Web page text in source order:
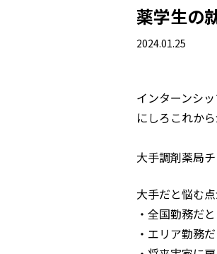
薬学生の
2024.01.25
インターンシ
にしろこれか
大手調剤薬局
大手だと悩む
・全国勤務だ
・エリア勤務